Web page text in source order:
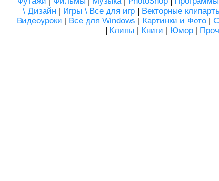
\ Дизайн | Игры \ Все для игр | Векторные
Видеоуроки | Все для Windows | Картинки и Фото|
| Клипы | Книги | Юмор |